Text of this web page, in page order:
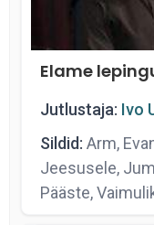
Elame
Jutlustaja: Ivo
Sildid: Arm,
Jeesusele,
Pääste,